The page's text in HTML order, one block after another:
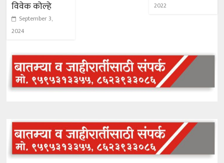
विवेक कोल्हे
September 3,
2024
2022